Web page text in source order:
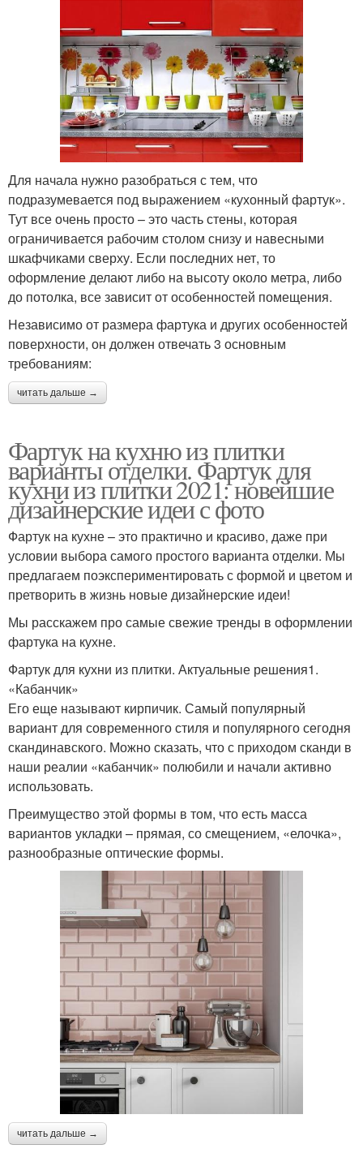
Для начала нужно разобраться с тем, что
подразумевается под выражением «кухонный фартук».
Тут все очень просто – это часть стены, которая
ограничивается рабочим столом снизу и навесными
шкафчиками сверху. Если последних нет, то
оформление делают либо на высоту около метра, либо
до потолка, все зависит от особенностей помещения.
Независимо от размера фартука и других особенностей
поверхности, он должен отвечать 3 основным
требованиям:
читать дальше →
Фартук на кухню из плитки
варианты отделки. Фартук для
кухни из плитки 2021: новейшие
дизайнерские идеи с фото
Фартук на кухне – это практично и красиво, даже при
условии выбора самого простого варианта отделки. Мы
предлагаем поэкспериментировать с формой и цветом и
претворить в жизнь новые дизайнерские идеи!
Мы расскажем про самые свежие тренды в оформлении
фартука на кухне.
Фартук для кухни из плитки. Актуальные решения1.
«Кабанчик»
Его еще называют кирпичик. Самый популярный
вариант для современного стиля и популярного сегодня
скандинавского. Можно сказать, что с приходом сканди в
наши реалии «кабанчик» полюбили и начали активно
использовать.
Преимущество этой формы в том, что есть масса
вариантов укладки – прямая, со смещением, «елочка»,
разнообразные оптические формы.
читать дальше →